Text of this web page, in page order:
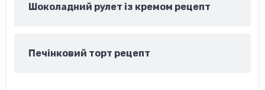
Шоколадний рулет із кремом рецепт
Печінковий торт рецепт